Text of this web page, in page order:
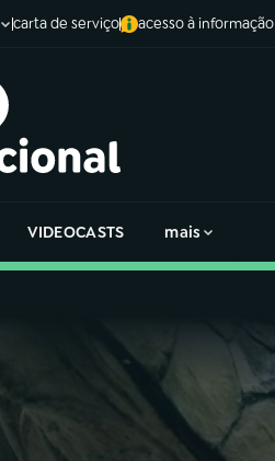
carta de serviço acesso à informação
VIDEOCASTS mais